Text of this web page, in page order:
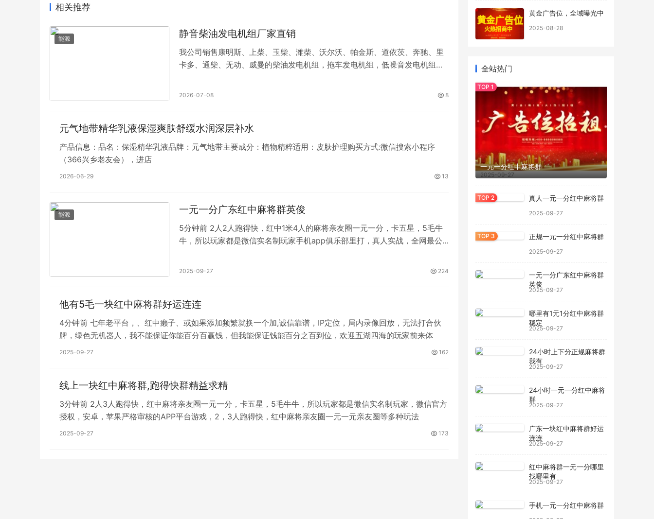
相关推荐
能源 静音柴油发电机组厂家直销
我公司销售康明斯、上柴、玉柴、潍柴、沃尔沃、帕金斯、道依茨、奔驰、里
卡多、通柴、无动、威曼的柴油发电机组，拖车发电机组，低噪音发电机组，
组安装、发电机组保养、维修等服务。随时为用户提供设计、供应、调试、维
2026-07-08 8
元气地带精华乳液保湿爽肤舒缓水润深层补水
产品信息：品名：保湿精华乳液品牌：元气地带主要成分：植物精粹适用：皮肤护理购买方式:微信搜索小程序
（366兴乡老友会），进店
2026-06-29 13
能源 一元一分广东红中麻将群英俊
5分钟前 2人2人跑得快，红中1米4人的麻将亲友圈一元一分，卡五星，5毛牛
牛，所以玩家都是微信实名制玩家手机app俱乐部里打，真人实战，全网最公
2025-09-27 224
他有5毛一块红中麻将群好运连连
4分钟前 七年老平台，、红中癞子、或如果添加频繁就换一个加,诚信靠谱，IP定位，局内录像回放，无法打合伙
牌，绿色无机器人，我不能保证你能百分百赢钱，但我能保证钱能百分之百到位，欢迎五湖四海的玩家前来体
2025-09-27 162
线上一块红中麻将群,跑得快群精益求精
3分钟前 2人3人跑得快，红中麻将亲友圈一元一分，卡五星，5毛牛牛，所以玩家都是微信实名制玩家，微信官方
授权，安卓，苹果严格审核的APP平台游戏，2，3人跑得快，红中麻将亲友圈一元一元亲友圈等多种玩法
2025-09-27 173
黄金广告位，全域曝光中
2025-08-28
全站热门
一元一分红中麻将群
2025-09-27
真人一元一分红中麻将群
2025-09-27
正规一元一分红中麻将群
2025-09-27
一元一分广东红中麻将群
英俊
2025-09-27
哪里有1元1分红中麻将群
稳定
2025-09-27
24小时上下分正规麻将群
我有
2025-09-27
24小时一元一分红中麻将
群
2025-09-27
广东一块红中麻将群好运
连连
2025-09-27
红中麻将群一元一分哪里
找哪里有
2025-09-27
手机一元一分红中麻将群